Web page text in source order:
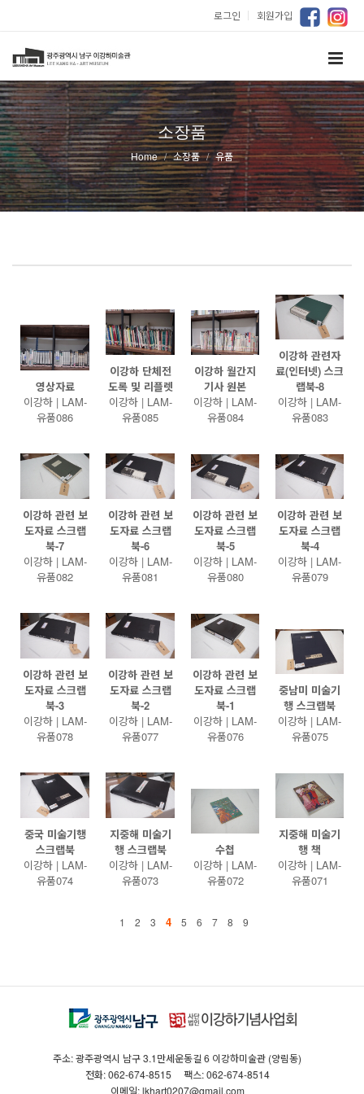
로그인 ｜ 회원가입
소장품
Home 소장품 유품
영상자료
이강하 | LAM-
유품086
이강하 단체전
도록 및 리플렛
이강하 | LAM-
유품085
이강하 월간지
기사 원본
이강하 | LAM-
유품084
이강하 관련자
료(인터넷) 스크
랩북-8
이강하 | LAM-
유품083
이강하 관련 보
도자료 스크랩
북-7
이강하 | LAM-
유품082
이강하 관련 보
도자료 스크랩
북-6
이강하 | LAM-
유품081
이강하 관련 보
도자료 스크랩
북-5
이강하 | LAM-
유품080
이강하 관련 보
도자료 스크랩
북-4
이강하 | LAM-
유품079
이강하 관련 보
도자료 스크랩
북-3
이강하 | LAM-
유품078
이강하 관련 보
도자료 스크랩
북-2
이강하 | LAM-
유품077
이강하 관련 보
도자료 스크랩
북-1
이강하 | LAM-
유품076
중남미 미술기
행 스크랩북
이강하 | LAM-
유품075
중국 미술기행
스크랩북
이강하 | LAM-
유품074
지중해 미술기
행 스크랩북
이강하 | LAM-
유품073
수첩
이강하 | LAM-
유품072
지중해 미술기
행 책
이강하 | LAM-
유품071
1 2 3 4 5 6 7 8 9
주소: 광주광역시 남구 3.1만세운동길 6 이강하미술관 (양림동)
전화: 062-674-8515
팩스: 062-674-8514
이메일: lkhart0207@gmail.com